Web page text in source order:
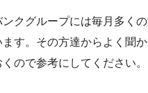
クグループには毎月多く
す。その方達からよく聞
ので参考にしてください。